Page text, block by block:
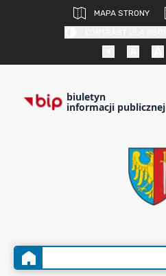
MAPA STRONY
biuletyn
informacji publicznej